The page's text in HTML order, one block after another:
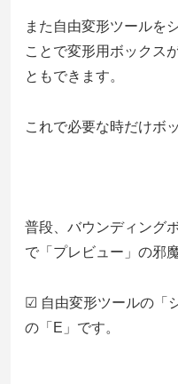
また自由変形ツールを
ことで変形用ボックス
ともできます。
これで必要な時だけボ
普段、バウンディング
で「プレビュー」の邪
☑ 自由変形ツールの「
の「E」です。